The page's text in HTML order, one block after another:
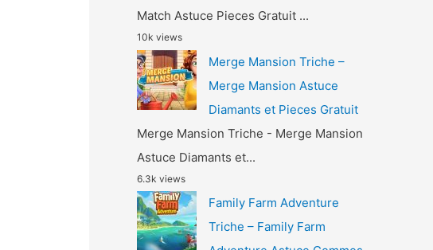
Match Astuce Pieces Gratuit ...
10k views
Merge Mansion Triche –
Merge Mansion Astuce
Diamants et Pieces Gratuit
Merge Mansion Triche - Merge Mansion
Astuce Diamants et...
6.3k views
Family Farm Adventure
Triche – Family Farm